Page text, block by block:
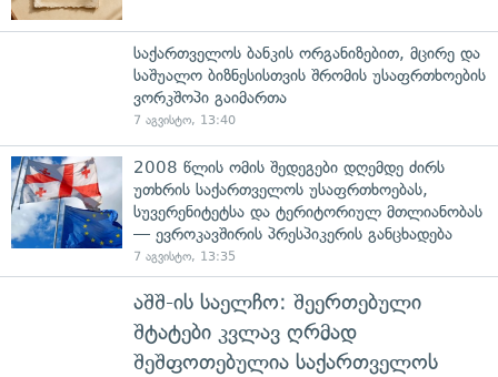
საქართველოს ბანკის ორგანიზებით, მცირე და
საშუალო ბიზნესისთვის შრომის უსაფრთხოების
ვორკშოპი გაიმართა
7 აგვისტო, 13:40
2008 წლის ომის შედეგები დღემდე ძირს
უთხრის საქართველოს უსაფრთხოებას,
სუვერენიტეტსა და ტერიტორიულ მთლიანობას
— ევროკავშირის პრესპიკერის განცხადება
7 აგვისტო, 13:35
აშშ-ის საელჩო: შეერთებული
შტატები კვლავ ღრმად
შეშფოთებულია საქართველოს